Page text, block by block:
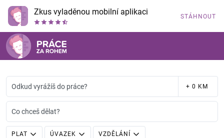
Zkus vyladěnou mobilní aplikaci STÁHNOUT
Odkud vyrážíš do práce? + 0 KM
Co chceš dělat?
PLAT ÚVAZEK VZDĚLÁNÍ